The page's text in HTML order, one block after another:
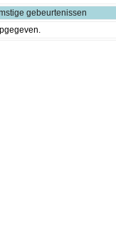
gebeurtenissen